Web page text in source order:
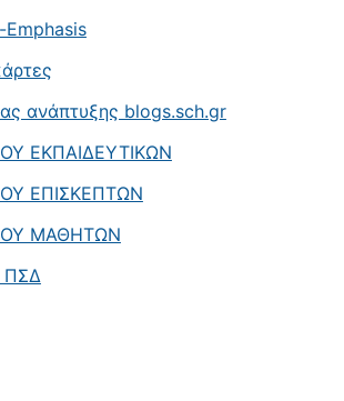
Emphasis
ανάπτυξης blogs.sch.gr
ΕΚΠΑΙΔΕΥΤΙΚΩΝ
ΕΠΙΣΚΕΠΤΩΝ
ΜΑΘΗΤΩΝ
ΠΣΔ